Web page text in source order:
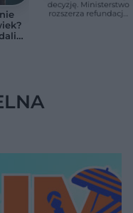
decyzję. Ministerstwo
rozszerza refundację